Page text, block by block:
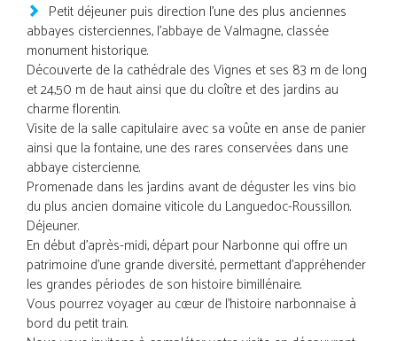
Petit déjeuner puis direction l'une des plus anciennes
abbayes cisterciennes, l'abbaye de Valmagne, classée
monument historique.
Découverte de la cathédrale des Vignes et ses 83 m de long
et 24,50 m de haut ainsi que du cloître et des jardins au
charme florentin.
Visite de la salle capitulaire avec sa voûte en anse de panier
ainsi que la fontaine, une des rares conservées dans une
abbaye cistercienne.
Promenade dans les jardins avant de déguster les vins bio
du plus ancien domaine viticole du Languedoc-Roussillon.
Déjeuner.
En début d'après-midi, départ pour Narbonne qui offre un
patrimoine d'une grande diversité, permettant d'appréhender
les grandes périodes de son histoire bimillénaire.
Vous pourrez voyager au cœur de l'histoire narbonnaise à
bord du petit train.